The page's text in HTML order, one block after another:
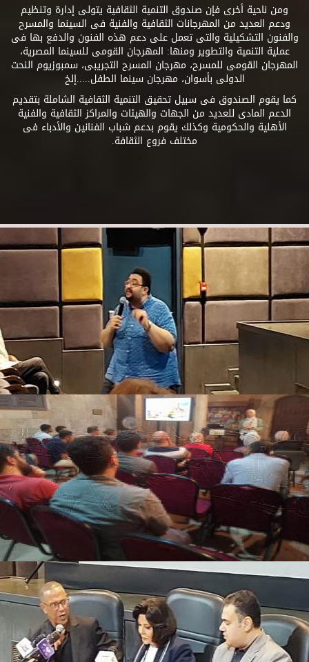
ومن ناحية أخرى فإن صندوق التنمية الثقافية يتولى إدارة وتنظيم
ودعم العديد من المهرجانات الثقافية والفنية فى السينما والمسرح
والفنون التشكيلية والتى تعمل على دعم هذه الفنون والدفع بها فى
عملية التنمية والتطوير ومنها: المهرجان القومى للسينما المصرية،
المهرجان القومى للمسرح، مهرجان المسرح التجريبى، سمبوزيوم النحت
الدولى بأسوان، مهرجان سينما الطفل.....إلخ
كما يقوم الصندوق فى سبيل تحقيق التنمية الثقافية الشاملة بتقديم
الدعم المادى للعديد من الجهات والهيئات والمراكز الثقافية والفنية
الأهلية والحكومية وكذلك يقوم بدعم شباب الفنانين والأدباء فى
مختلف فروع الثقافة.